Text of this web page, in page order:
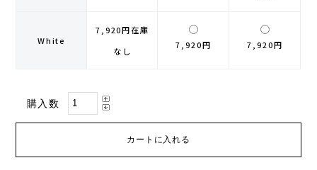
ジャパンエナジーフード
ナガノトマト
goodr(グダー)
HOKA(ホカ)
White
7,920円在庫
なし
7,920円 7,920円
購入数